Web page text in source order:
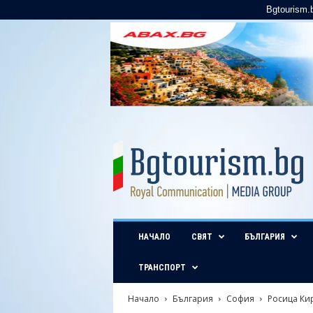
u
i
b
НАЧАЛО СВЯТ БЪЛГАРИЯ
ТРАНСПОРТ
Начало България София
Росица